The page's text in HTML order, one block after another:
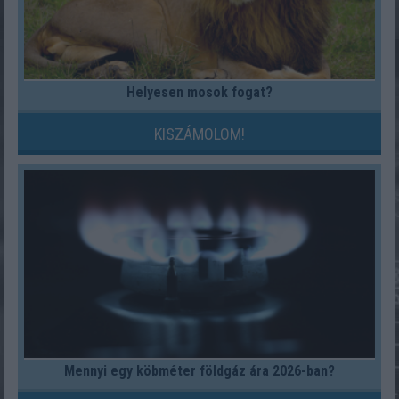
Helyesen mosok fogat?
KISZÁMOLOM!
Mennyi egy köbméter földgáz ára 2026-ban?